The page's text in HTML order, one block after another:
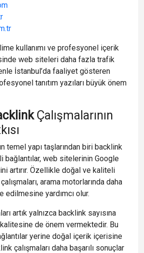
kullanımı ve profesyonel içerik
web siteleri daha fazla trafik
İstanbul’da faaliyet gösteren
tanıtım yazıları büyük önem
Çalışmalarının
temel yapı taşlarından biri backlink
bağlantılar, web sitelerinin Google
artırır. Özellikle doğal ve kaliteli
arama motorlarında daha
edilmesine yardımcı olur.
artık yalnızca backlink sayısına
kalitesine de önem vermektedir. Bu
yerine doğal içerik içerisine
çalışmaları daha başarılı sonuçlar